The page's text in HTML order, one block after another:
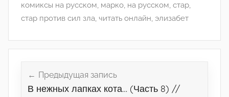
комиксы на русском, марко, на русском, стар,
стар против сил зла, читать онлайн, элизабет
Предыдущая запись
В нежных лапках кота… (Часть 8) //